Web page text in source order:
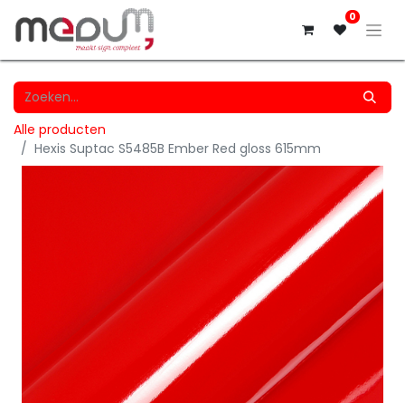
0
Alle producten
Hexis Suptac S5485B Ember Red gloss 615mm